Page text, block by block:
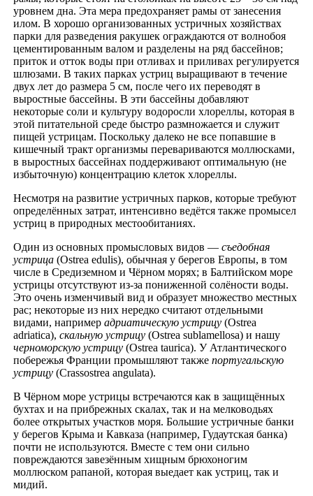
уровнем дна. Эта мера предохраняет рамы от занесения
илом. В хорошо организованных устричных хозяйствах
парки для разведения ракушек ограждаются от волнобоя
цементированным валом и разделены на ряд бассейнов;
приток и отток воды при отливах и приливах регулируется
шлюзами. В таких парках устриц выращивают в течение
двух лет до размера 5 см, после чего их переводят в
выростные бассейны. В эти бассейны добавляют
некоторые соли и культуру водоросли хлореллы, которая в
этой питательной среде быстро размножается и служит
пищей устрицам. Поскольку далеко не все попавшие в
кишечный тракт организмы перевариваются моллюсками,
в выростных бассейнах поддерживают оптимальную (не
избыточную) концентрацию клеток хлореллы.
Несмотря на развитие устричных парков, которые требуют
определённых затрат, интенсивно ведётся также промысел
устриц в природных местообитаниях.
Один из основных промысловых видов — съедобная
устрица (Ostrea edulis), обычная у берегов Европы, в том
числе в Средиземном и Чёрном морях; в Балтийском море
устрицы отсутствуют из-за пониженной солёности воды.
Это очень изменчивый вид и образует множество местных
рас; некоторые из них нередко считают отдельными
видами, например адриатическую устрицу (Ostrea
adriatica), скальную устрицу (Ostrea sublamellosa) и нашу
черноморскую устрицу (Ostrea taurica). У Атлантического
побережья Франции промышляют также португальскую
устрицу (Crassostrea angulata).
В Чёрном море устрицы встречаются как в защищённых
бухтах и на прибрежных скалах, так и на мелководьях
более открытых участков моря. Большие устричные банки
у берегов Крыма и Кавказа (например, Гудаутская банка)
почти не используются. Вместе с тем они сильно
повреждаются завезённым хищным брюхоногим
моллюском рапаной, которая выедает как устриц, так и
мидий.